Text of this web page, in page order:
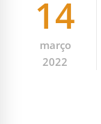
14
março
2022